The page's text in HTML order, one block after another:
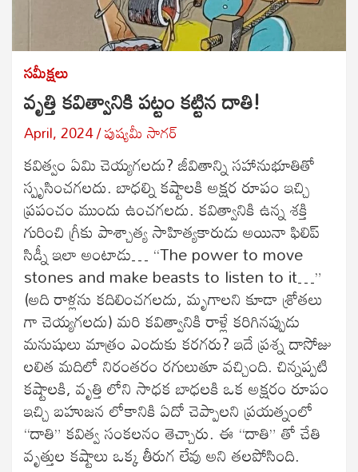
సమీక్షలు
వృత్తి కవిత్వానికి పట్టం కట్టిన దాతి!
April, 2024 పుష్యమీ సాగర్
కవిత్వం ఏమి చెయ్యగలదు? జీవితాన్ని సహానుభూతితో
స్పృసించగలదు. బాధల్ని కష్టాలకి అక్షర రూపం ఇచ్చి
ప్రపంచం ముందు ఉంచగలదు. కవిత్వానికి ఉన్న శక్తి
గురించి గ్రీకు పాశ్చాత్య సాహిత్యకారుడు అయినా ఫిలిప్
సిడ్నీ ఇలా అంటాడు… “The power to move
stones and make beasts to listen to it…”
(అది రాళ్లను కదిలించగలదు, మృగాలని కూడా శ్రోతలు
గా చెయ్యగలదు) మరి కవిత్వానికి రాళ్లే కరిగినప్పుడు
మనుషులు మాత్రం ఎందుకు కరగరు? ఇదే ప్రశ్న దాసోజు
లలిత మదిలో నిరంతరం రగులుతూ వచ్చింది. చిన్నప్పటి
కష్టాలకి, వృత్తి లోని సాధక బాధలకి ఒక అక్షరం రూపం
ఇచ్చి బహుజన లోకానికి ఏదో చెప్పాలని ప్రయత్నంలో
“దాతి” కవిత్వ సంకలనం తెచ్చారు. ఈ “దాతి” తో చేతి
వృత్తుల కష్టాలు ఒక్క తీరుగ లేవు అని తలపోసింది.